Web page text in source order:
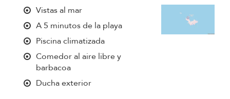
Vistas al mar
A 5 minutos de la playa
Piscina climatizada
Comedor al aire libre y
barbacoa
Ducha exterior